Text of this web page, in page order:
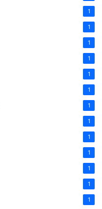
1
1
1
1
1
1
1
1
1
1
1
1
1